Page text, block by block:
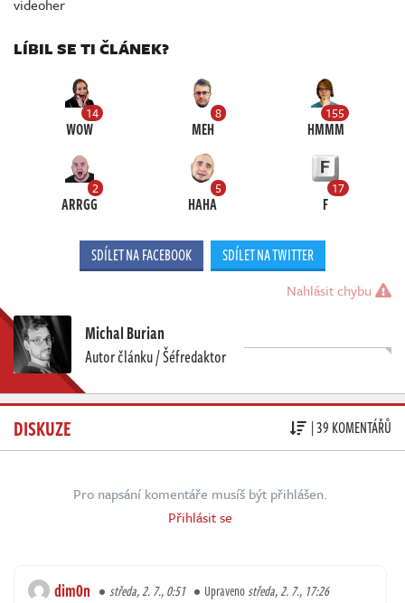
videoher
LÍBIL SE TI ČLÁNEK?
14
WOW
8
MEH
155
HMMM
2
ARRGG
5
HAHA
17
F
SDÍLET NA FACEBOOK SDÍLET NA TWITTER
Nahlásit chybu
Michal Burian
Autor článku / Šéfredaktor
DISKUZE | 39 KOMENTÁŘŮ
Pro napsání komentáře musíš být přihlášen.
Přihlásit se
dim0n středa, 2. 7., 0:51 Upravenostředa, 2. 7., 17:26